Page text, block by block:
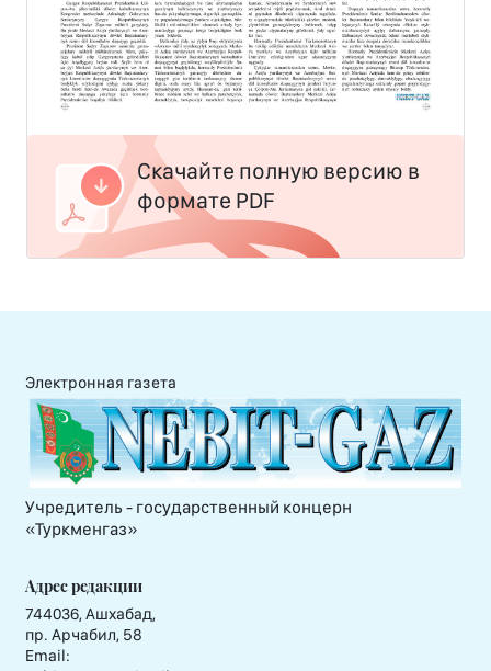
Скачайте полную версию в
формате PDF
Электронная газета
Учредитель - государственный концерн
«Туркменгаз»
Адрес редакции
744036, Ашхабад,
пр. Арчабил, 58
Email: